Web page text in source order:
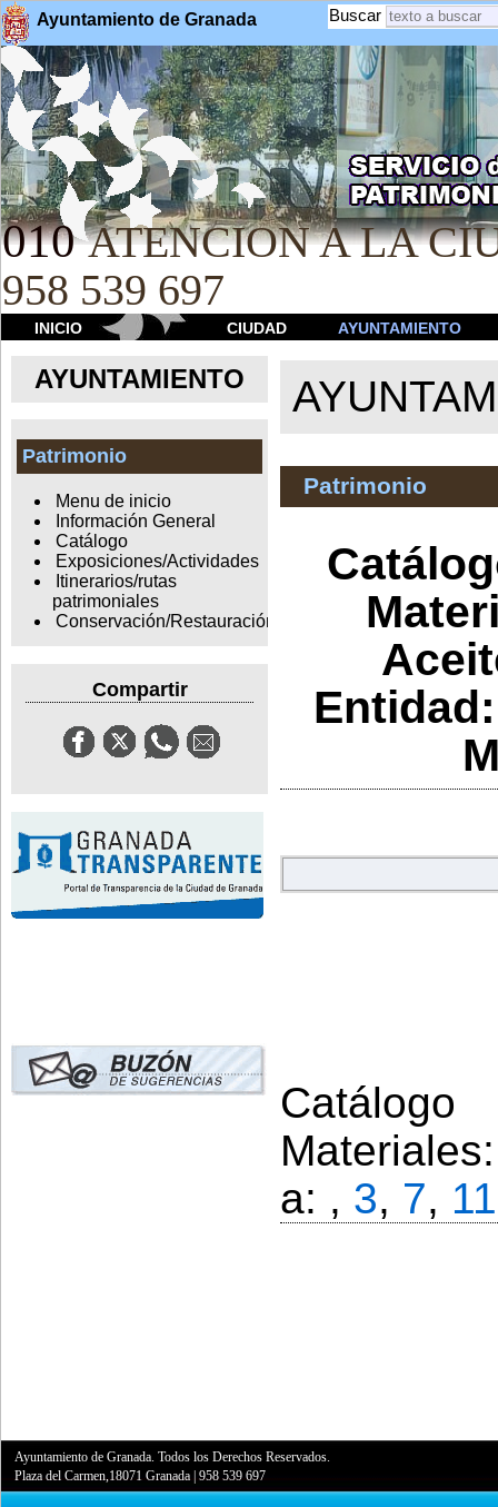
Ayuntamiento de Granada Buscar
010 ATENCION A LA
958 539 697
INICIO CIUDAD AYUNTAMIENTO
AYUNTAMIENTO
Patrimonio
Menu de inicio
Información General
Catálogo
Exposiciones/Actividades
Itinerarios/rutas
patrimoniales
Conservación/Restauración
Compartir
Patrimonio
a: , 3, 7, 11
Ayuntamiento de Granada. Todos los Derechos Reservados.
Plaza del Carmen,18071 Granada |958 539 697